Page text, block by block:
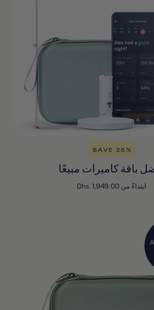
SAVE 25%
باقة كاميرات مبيعًا
ابتداءً من Dhs. 1,949.00